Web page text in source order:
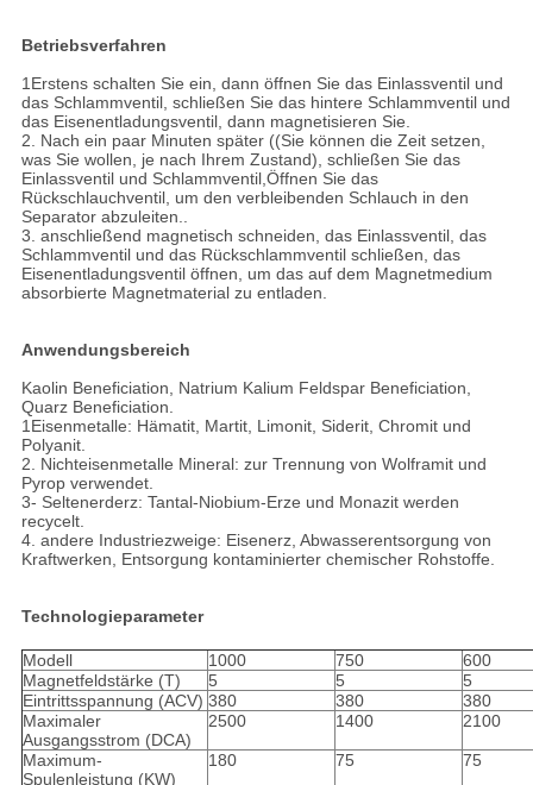
Betriebsverfahren
1Erstens schalten Sie ein, dann öffnen Sie das Einlassventil und
das Schlammventil, schließen Sie das hintere Schlammventil und
das Eisenentladungsventil, dann magnetisieren Sie.
2. Nach ein paar Minuten später ((Sie können die Zeit setzen,
was Sie wollen, je nach Ihrem Zustand), schließen Sie das
Einlassventil und Schlammventil,Öffnen Sie das
Rückschlauchventil, um den verbleibenden Schlauch in den
Separator abzuleiten..
3. anschließend magnetisch schneiden, das Einlassventil, das
Schlammventil und das Rückschlammventil schließen, das
Eisenentladungsventil öffnen, um das auf dem Magnetmedium
absorbierte Magnetmaterial zu entladen.
Anwendungsbereich
Kaolin Beneficiation, Natrium Kalium Feldspar Beneficiation,
Quarz Beneficiation.
1Eisenmetalle: Hämatit, Martit, Limonit, Siderit, Chromit und
Polyanit.
2. Nichteisenmetalle Mineral: zur Trennung von Wolframit und
Pyrop verwendet.
3- Seltenerderz: Tantal-Niobium-Erze und Monazit werden
recycelt.
4. andere Industriezweige: Eisenerz, Abwasserentsorgung von
Kraftwerken, Entsorgung kontaminierter chemischer Rohstoffe.
Technologieparameter
Modell 1000 750
600
Magnetfeldstärke (T)
5 5
5
Eintrittsspannung (ACV) 380 380
380
Maximaler
Ausgangsstrom (DCA)
2500 1400 2100
Maximum-
Spulenleistung (KW)
180 75 75